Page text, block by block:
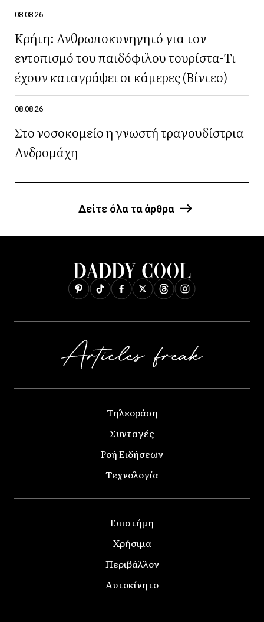
08.08.26
Κρήτη: Ανθρωποκυνηγητό για τον
εντοπισμό του παιδόφιλου τουρίστα-Τι
έχουν καταγράψει οι κάμερες (Βίντεο)
08.08.26
Στο νοσοκομείο η γνωστή τραγουδίστρια
Ανδρομάχη
Δείτε όλα τα άρθρα
Τηλεοράση
Συνταγές
Ροή Ειδήσεων
Τεχνολογία
Επιστήμη
Χρήσιμα
Περιβάλλον
Αυτοκίνητο